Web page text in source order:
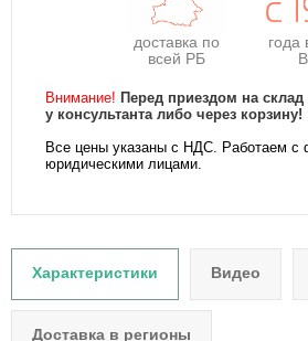
доставка по
всей РБ
года
Внимание! Перед приездом на
у консультанта либо через корзину!
Все цены указаны с НДС. Работаем с
юридическими лицами.
Характеристики Видео
Доставка в регионы